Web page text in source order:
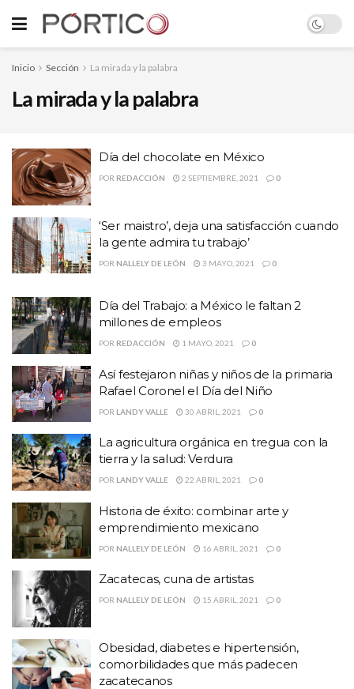
Inicio Sección La mirada y la palabra
La mirada y la palabra
Día del chocolate en México
POR REDACCIÓN 2 SEPTIEMBRE, 2021 0
‘Ser maistro’, deja una satisfacción cuando
la gente admira tu trabajo’
POR NALLELY DE LEÓN 3 MAYO, 2021 0
Día del Trabajo: a México le faltan 2
millones de empleos
POR REDACCIÓN 1 MAYO, 2021 0
Así festejaron niñas y niños de la primaria
Rafael Coronel el Día del Niño
POR LANDY VALLE 30 ABRIL, 2021 0
La agricultura orgánica en tregua con la
tierra y la salud: Verdura
POR LANDY VALLE 22 ABRIL, 2021 0
Historia de éxito: combinar arte y
emprendimiento mexicano
POR NALLELY DE LEÓN 16 ABRIL, 2021 0
Zacatecas, cuna de artistas
POR NALLELY DE LEÓN 15 ABRIL, 2021 0
Obesidad, diabetes e hipertensión,
comorbilidades que más padecen
zacatecanos